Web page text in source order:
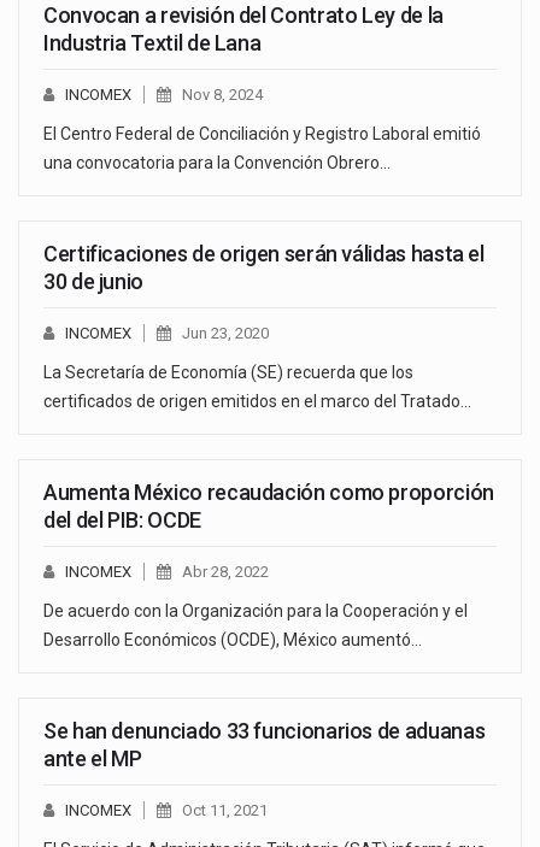
Convocan a revisión del Contrato Ley de la
Industria Textil de Lana
INCOMEX Nov 8, 2024
El Centro Federal de Conciliación y Registro Laboral emitió
una convocatoria para la Convención Obrero…
Certificaciones de origen serán válidas hasta el
30 de junio
INCOMEX Jun 23, 2020
La Secretaría de Economía (SE) recuerda que los
certificados de origen emitidos en el marco del Tratado…
Aumenta México recaudación como proporción
del del PIB: OCDE
INCOMEX Abr 28, 2022
De acuerdo con la Organización para la Cooperación y el
Desarrollo Económicos (OCDE), México aumentó…
Se han denunciado 33 funcionarios de aduanas
ante el MP
INCOMEX Oct 11, 2021